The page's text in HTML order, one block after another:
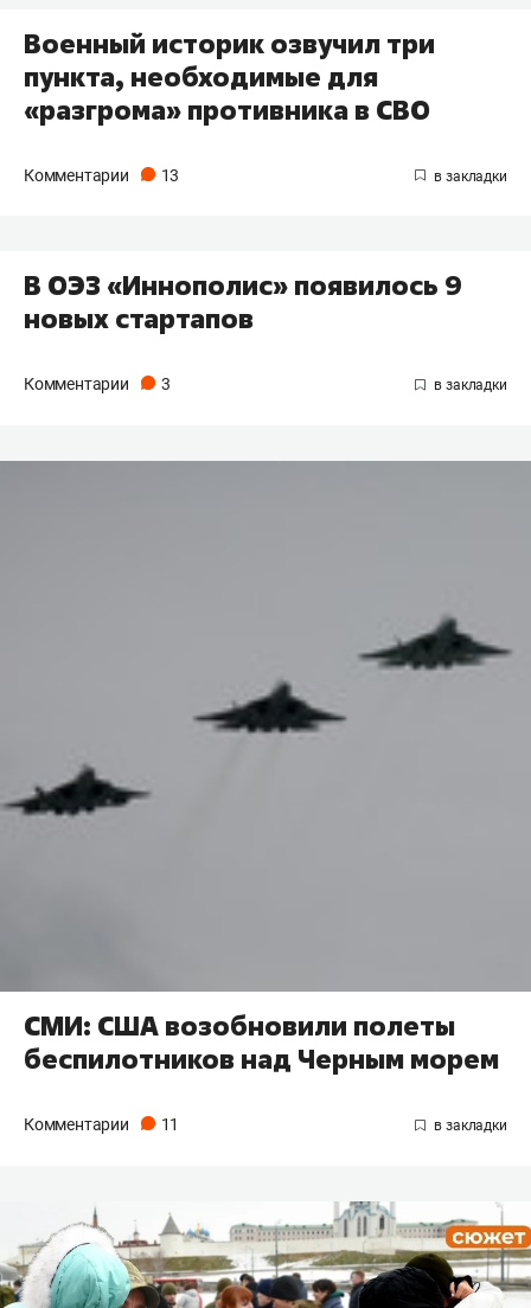
Военный историк озвучил три
пункта, необходимые для
«разгрома» противника в СВО
Комментарии 13
В ОЭЗ «Иннополис» появилось 9
новых стартапов
Комментарии 3
СМИ: США возобновили полеты
беспилотников над Черным морем
Комментарии 11